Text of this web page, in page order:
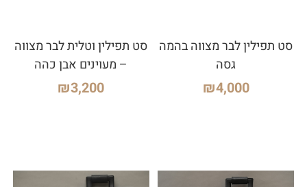
סט תפילין לבר מצווה בהמה
גסה
₪4,000
סט תפילין וטלית לבר מצווה
– מעוינים אבן כהה
₪3,200